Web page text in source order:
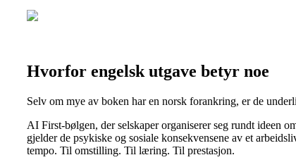
Hvorfor engelsk utgave betyr noe
Selv om mye av boken har en norsk forankring, er de
AI First-bølgen, der selskaper organiserer seg rundt ideen
gjelder de psykiske og sosiale konsekvensene av et
tempo. Til omstilling. Til læring. Til prestasjon.